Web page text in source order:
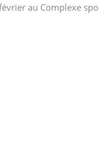
au Complexe